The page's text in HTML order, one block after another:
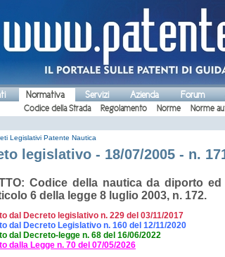
Normativa Servizi Azienda Forum
Codice della Strada Regolamento Norme Norme
Legislativi Patente Nautica
legislativo - 18/07/2005 - n.
Codice della nautica da diporto
6 della legge 8 luglio 2003, n. 172.
dal Decreto legislativo n. 229 del 03/11/2017
dal Decreto Legislativo n. 160 del 12/11/2020
dal Decreto-legge n. 68 del 16/06/2022
dalla Legge n. 70 del 07/05/2026